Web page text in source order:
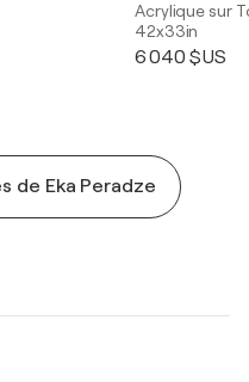
Acrylique sur
42x33in
6 040 $US
de Eka Peradze